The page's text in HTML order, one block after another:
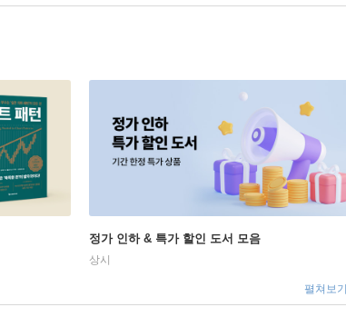
정가 인하 & 특가 할인 도서 모음
상시
펼쳐보기